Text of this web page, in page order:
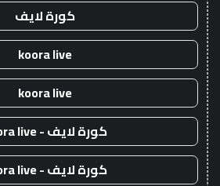
كورة لايف
koora live
koora live
كورة لايف - koora live
كورة لايف - koora live